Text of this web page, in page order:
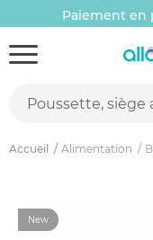
Paiement en
Accueil Alimentation
New